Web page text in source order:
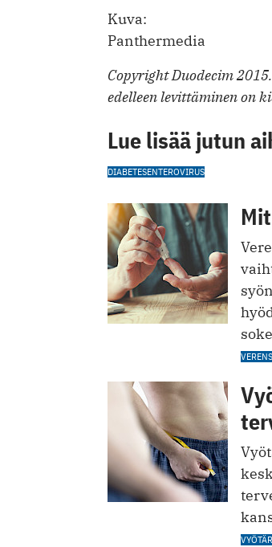
Kuva:
Panthermedia
Copyright Duodecim
edelleen levittäminen on
Lue lisää jutun
DIABETESENTEROVIRUS